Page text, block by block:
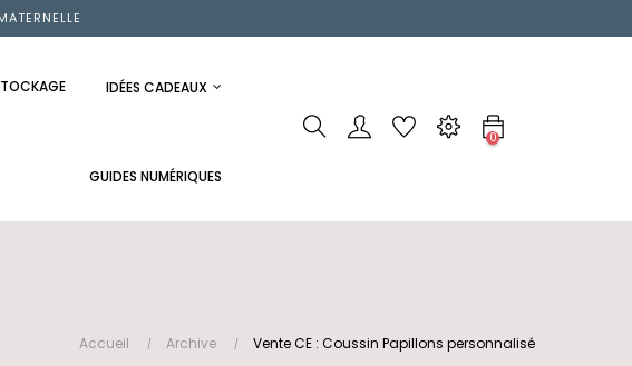
IDÉES CADEAUX
GUIDES NUMÉRIQUES
0
Accueil Archive Vente CE : Coussin Papillons personnalisé